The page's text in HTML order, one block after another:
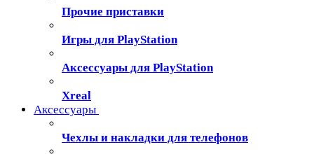
Прочие приставки
Игры для PlayStation
Аксессуары для PlayStation
Xreal
Аксессуары
Чехлы и накладки для телефонов